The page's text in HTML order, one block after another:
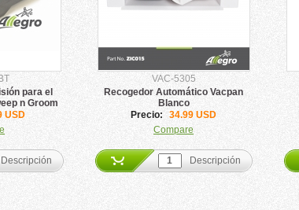
para el
n Groom
USD
Descripción
VAC-5305
Recogedor Automático Vacpan
Blanco
Precio:
34.99 USD
Compare
Descripción